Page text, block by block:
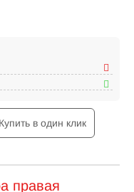
Купить в один клик
правая